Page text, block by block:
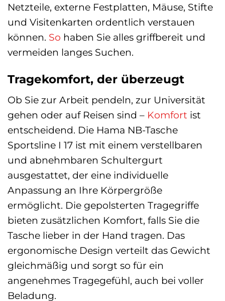
Netzteile, externe Festplatten, Mäuse, Stifte
und Visitenkarten ordentlich verstauen
können. So haben Sie alles griffbereit und
vermeiden langes Suchen.
Tragekomfort, der überzeugt
Ob Sie zur Arbeit pendeln, zur Universität
gehen oder auf Reisen sind – Komfort ist
entscheidend. Die Hama NB-Tasche
Sportsline I 17 ist mit einem verstellbaren
und abnehmbaren Schultergurt
ausgestattet, der eine individuelle
Anpassung an Ihre Körpergröße
ermöglicht. Die gepolsterten Tragegriffe
bieten zusätzlichen Komfort, falls Sie die
Tasche lieber in der Hand tragen. Das
ergonomische Design verteilt das Gewicht
gleichmäßig und sorgt so für ein
angenehmes Tragegefühl, auch bei voller
Beladung.